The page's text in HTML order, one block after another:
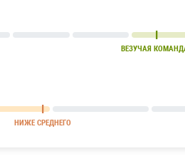
ВЕЗУЧАЯ
НИЖЕ СРЕДНЕГО